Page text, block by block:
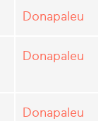
Donapaleu
Donapaleu
Donapaleu